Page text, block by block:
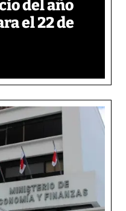
del año
el 22 de